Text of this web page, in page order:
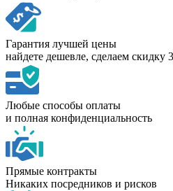
Гарантия лучшей цены
найдете дешевле, сделаем скидку
Любые способы оплаты
и полная конфиденциальность
Прямые контракты
Никаких посредников и рисков